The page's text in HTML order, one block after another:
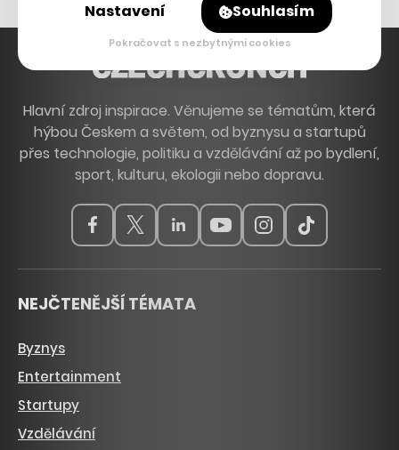
Hlavní zdroj inspirace. Věnujeme se tématům, která
hýbou Českem a světem, od byznysu a startupů
přes technologie, politiku a vzdělávání až po bydlení,
sport, kulturu, ekologii nebo dopravu.
NEJČTENĚJŠÍ TÉMATA
Byznys
Entertainment
Startupy
Vzdělávání
Nastavení Souhlasím
Pokračovat s nezbytnými cookies